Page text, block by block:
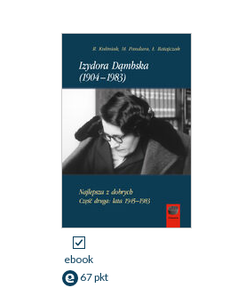
ebook
67 pkt